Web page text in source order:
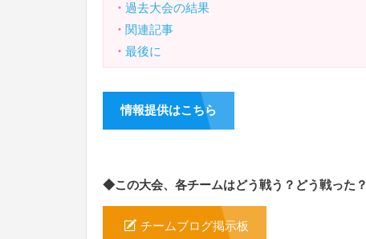
・ 過去大会の結果
・ 関連記事
・ 最後に
情報提供はこちら
◆この大会、各チームはどう戦う？どう戦った？
チームブログ掲示板